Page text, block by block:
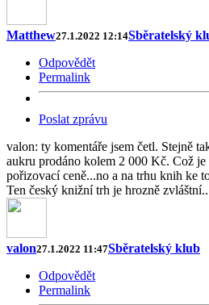
Matthew27.1.2022 12:14Sběratelský
Odpovědět
Permalink
Poslat zprávu
valon: ty komentáře jsem četl. Stejně
aukru prodáno kolem 2 000 Kč. Což
pořizovací ceně...no a na trhu knih ke
Ten český knižní trh je hrozně
valon27.1.2022 11:47Sběratelský klub
Odpovědět
Permalink